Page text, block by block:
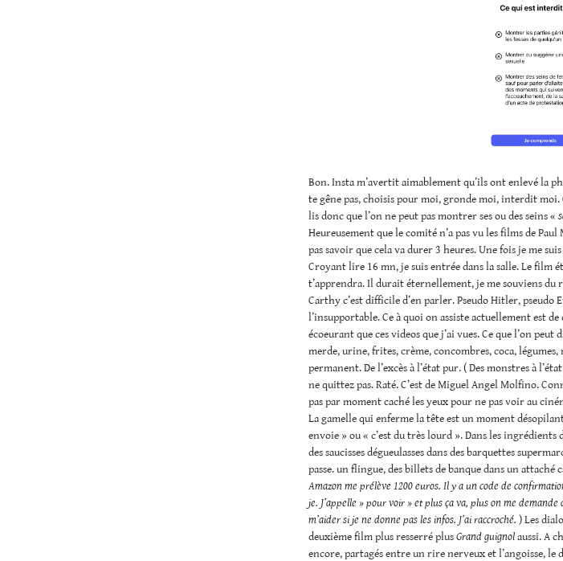
Bon. Insta m’avertit aimablement qu’ils ont enlevé la
te gêne pas, choisis pour moi, gronde moi, interdit
lis donc que l’on ne peut pas montrer ses ou des seins «
Heureusement que le comité n’a pas vu les films de
pas savoir que cela va durer 3 heures. Une fois je me
Croyant lire 16 mn, je suis entrée dans la salle. Le film
t’apprendra. Il durait éternellement, je me souviens
Carthy c’est difficile d’en parler. Pseudo Hitler, pseudo
l’insupportable. Ce à quoi on assiste actuellement est
écoeurant que ces videos que j’ai vues. Ce que l’on peut
merde, urine, frites, crème, concombres, coca,
permanent. De l’excès à l’état pur. ( Des monstres à
ne quittez pas. Raté. C’est de Miguel Angel Molfino.
pas par moment caché les yeux pour ne pas voir au
La gamelle qui enferme la tête est un moment
envoie » ou « c’est du très lourd ». Dans les
des saucisses dégueulasses dans des barquettes
passe. un flingue, des billets de banque dans un attaché
Amazon me prélève 1200 euros. Il y a un code de
je. J’appelle » pour voir » et plus ça va, plus on me
m’aider si je ne donne pas les infos. J’ai raccroché. ) Les
deuxième film plus resserré plusGrand guignolaussi. A
encore, partagés entre un rire nerveux et l’angoisse, le